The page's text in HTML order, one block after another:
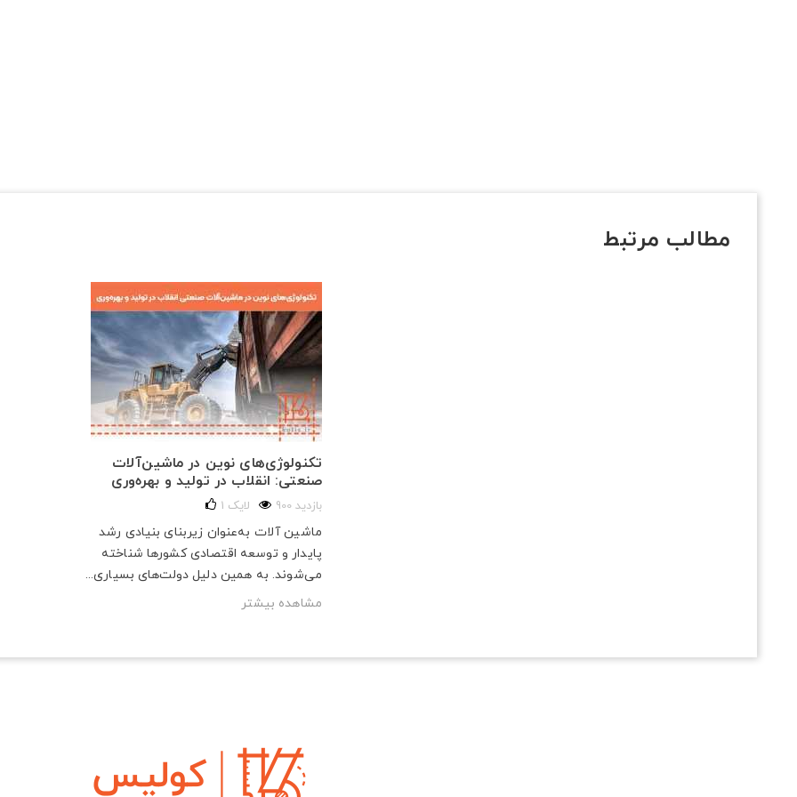
مطالب مرتبط
تکنولوژی‌های نوین در ماشین‌آلات
صنعتی: انقلاب در تولید و بهره‌وری
900 بازدید 1 لایک
ماشین آلات به‌عنوان زیربنای بنیادی رشد
پایدار و توسعه اقتصادی کشورها شناخته
می‌شوند. به همین دلیل دولت‌های بسیاری...
مشاهده بیشتر